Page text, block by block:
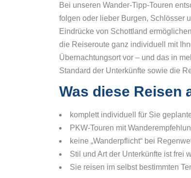
Bei unseren Wander-Tipp-Touren
folgen oder lieber Burgen, Schlösser
Eindrücke von Schottland
die Reiseroute ganz individuell mit
Übernachtungsort vor – und das in
Standard der Unterkünfte sowie die
Was diese Reisen
komplett individuell für Sie
PKW-Touren mit
keine „Wanderpflicht“ bei
Stil und Art der Unterkünfte ist frei
Sie reisen im selbst bestimmten